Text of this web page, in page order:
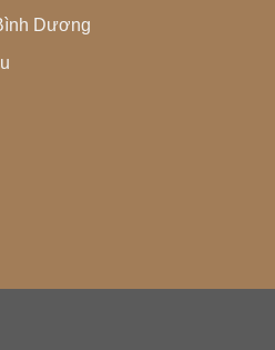
Dương